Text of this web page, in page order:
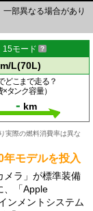
部異なる場合があり
15モード
L(70L)
どこまで走る？
×タンク容量）
- km
実際の燃料消費率は異な
年モデルを投入
メラ」が標準装備
、「Apple
ンメントシステム